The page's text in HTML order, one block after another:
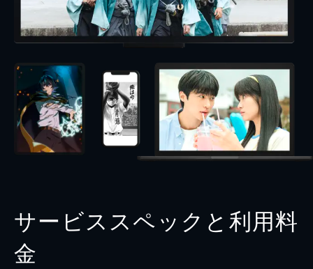
サービススペックと利用料
金